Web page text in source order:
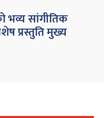
भव्य सांगीतिक
प्रस्तुति मुख्य